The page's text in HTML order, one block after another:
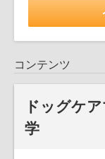
コンテンツ
ドッグケ
学